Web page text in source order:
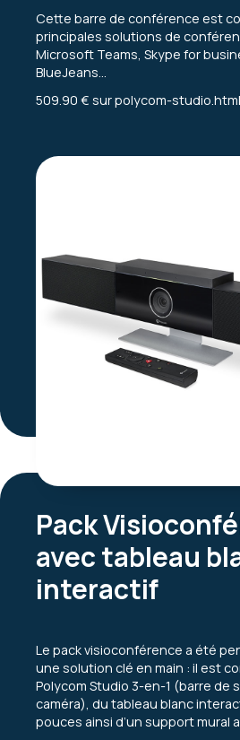
Cette barre de conférence est
principales solutions de
Microsoft Teams, Skype for
BlueJeans…
509.90 € surpolycom-studio.html
Pack
avec tableau
interactif
Le pack visioconférence a été
une solution clé en main : il est
Polycom Studio 3-en-1 (barre de
caméra), du tableau blanc
pouces ainsi d’un support mural